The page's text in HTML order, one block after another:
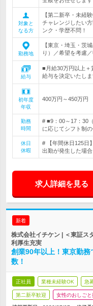
対象と
なる方
【第二新卒・未経
チャレンジしたい
ンク・学歴不問！
勤務地
【東京・埼玉・茨
り）／希望を考慮
給与
■月給30万円以上＋
給与を決定いたし
初年度
年収
400万円～450万円
勤務
時間
# ■9：00～17：30
に応じてシフト制
休日
休暇
# 【年間休日125日
出勤が発生した場
求人詳細を見る
新着
株式会社イチケン | ＜東証
利厚生充実
創業90年以上！東京勤
数！
正社員 業種未経験OK 急
第二新卒歓迎 女性のおしごと